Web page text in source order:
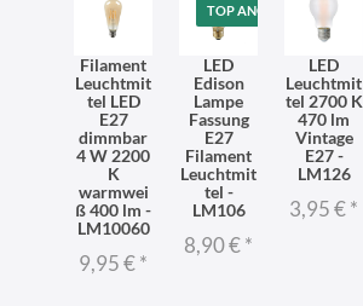
Filament
Leuchtmit
tel LED
E27
dimmbar
4 W 2200
K
warmwei
ß 400 lm -
LM10060
9,95 €*
TOP ANGEBOT
LED
Edison
Lampe
Fassung
E27
Filament
Leuchtmit
tel -
LM106
8,90 €*
LED
Leuchtmit
tel 2700 K
470 lm
Vintage
E27 -
LM126
3,95 €*